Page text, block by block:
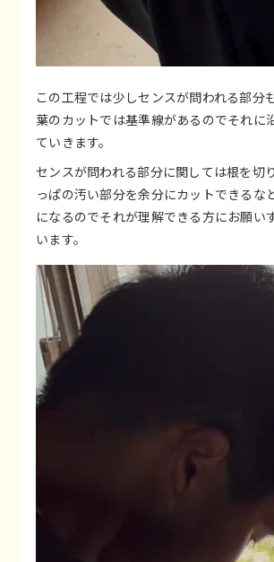
この工程では少しセンスが問われる部分
葉のカットでは基準線があるのでそれに
ていきます。
センスが問われる部分に関しては根を切
っぱの汚い部分を余分にカットできるな
になるのでそれが理解できる方にお願い
います。